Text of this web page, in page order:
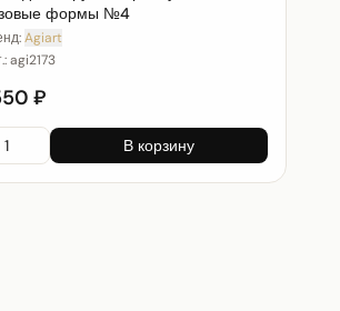
формы №4
Agiart
agi2173
₽
В корзину